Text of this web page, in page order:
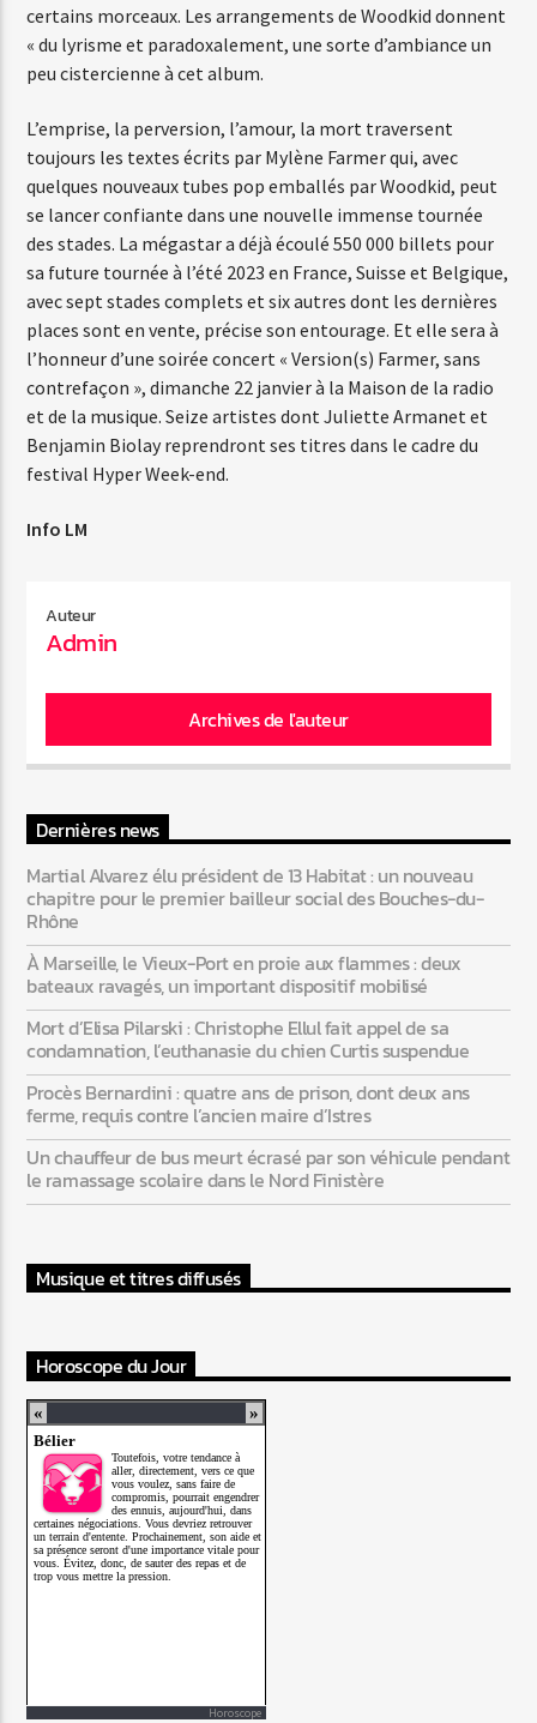
certains morceaux. Les arrangements de Woodkid donnent
« du lyrisme et paradoxalement, une sorte d’ambiance un
peu cistercienne à cet album.
L’emprise, la perversion, l’amour, la mort traversent
toujours les textes écrits par Mylène Farmer qui, avec
quelques nouveaux tubes pop emballés par Woodkid, peut
se lancer confiante dans une nouvelle immense tournée
des stades. La mégastar a déjà écoulé 550 000 billets pour
sa future tournée à l’été 2023 en France, Suisse et Belgique,
avec sept stades complets et six autres dont les dernières
places sont en vente, précise son entourage. Et elle sera à
l’honneur d’une soirée concert « Version(s) Farmer, sans
contrefaçon », dimanche 22 janvier à la Maison de la radio
et de la musique. Seize artistes dont Juliette Armanet et
Benjamin Biolay reprendront ses titres dans le cadre du
festival Hyper Week-end.
Info LM
Auteur
Admin
Archives de l'auteur
Dernières news
Martial Alvarez élu président de 13 Habitat : un nouveau
chapitre pour le premier bailleur social des Bouches-du-
Rhône
À Marseille, le Vieux-Port en proie aux flammes : deux
bateaux ravagés, un important dispositif mobilisé
Mort d’Elisa Pilarski : Christophe Ellul fait appel de sa
condamnation, l’euthanasie du chien Curtis suspendue
Procès Bernardini : quatre ans de prison, dont deux ans
ferme, requis contre l’ancien maire d’Istres
Un chauffeur de bus meurt écrasé par son véhicule pendant
le ramassage scolaire dans le Nord Finistère
Musique et titres diffusés
Horoscope du Jour
Horoscope